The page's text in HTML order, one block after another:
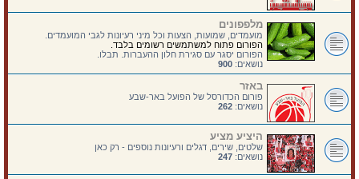
מלפפונים
מועמדים, שמועות, הצעות וכל מיני רעיונות לגבי המועמדים.
הפורום פתוח למשתמשים רשומים בלבד.
הפורום יסגר עם סגירת חלון ההעברות. תבלו.
נושאים: 900
באזר
פורום הכדורסל של הפועל באר-שבע
נושאים: 262
היציע מציע
שלטים, שירים, דגלים ורעיונות נוספים - רק כאן
נושאים: 247